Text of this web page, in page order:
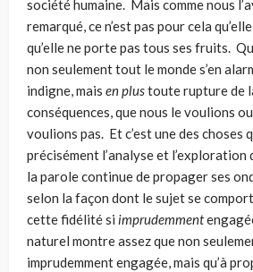
société humaine. Mais comme nous
remarqué, ce n’est pas pour cela
qu’elle ne porte pas tous ses fruits.
non seulement tout le monde s’en
indigne, mais en plustoute rupture de
conséquences, que nous le voulions
voulions pas. Et c’est une des choses
précisément l’analyse et l’exploration
la parole continue de propager ses
selon la façon dont le sujet se
cette fidélité si imprudemment
naturel montre assez que non
imprudemment engagée, mais qu’à